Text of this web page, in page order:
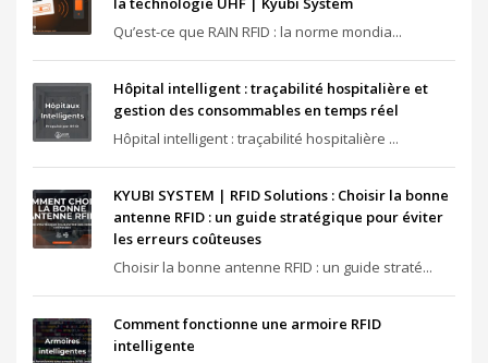
Qu’est-ce que RAIN RFID : la norme mondia...
Hôpital intelligent : traçabilité hospitalière et
gestion des consommables en temps réel
Hôpital intelligent : traçabilité hospitalière ...
KYUBI SYSTEM | RFID Solutions : Choisir la bonne
antenne RFID : un guide stratégique pour éviter
les erreurs coûteuses
Choisir la bonne antenne RFID : un guide straté...
Comment fonctionne une armoire RFID
intelligente